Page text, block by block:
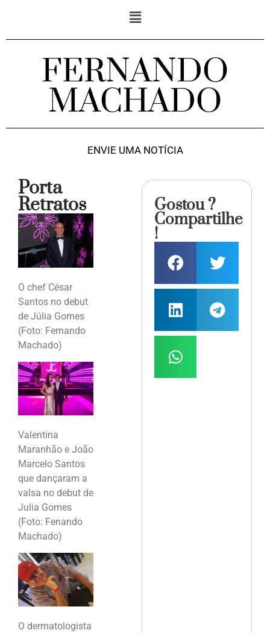
FERNANDO
MACHADO
ENVIE UMA NOTÍCIA
Porta
Retratos
O chef César
Santos no debut
de Júlia Gomes
(Foto: Fernando
Machado)
Valentina
Maranhão e João
Marcelo Santos
que dançaram a
valsa no debut de
Julia Gomes
(Foto: Fenando
Machado)
O dermatologista
Gostou ?
Compartilhe
!